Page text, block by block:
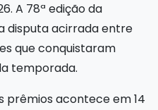
A 78ª edição da
disputa acirrada entre
que conquistaram
temporada.
prêmios acontece em 14